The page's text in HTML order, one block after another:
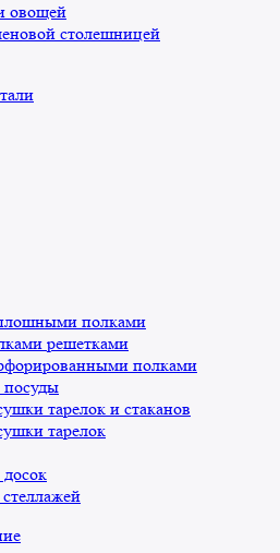
овощей
столешницей
полками
решетками
полками
тарелок и стаканов
тарелок